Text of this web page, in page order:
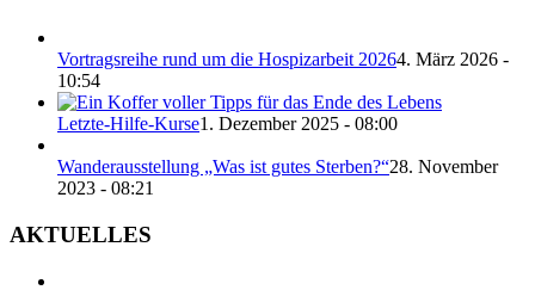
Vortragsreihe rund um die Hospizarbeit 20264. März 2026 -
10:54
Letzte-Hilfe-Kurse1. Dezember 2025 - 08:00
Wanderausstellung „Was ist gutes Sterben?“28. November
2023 - 08:21
AKTUELLES